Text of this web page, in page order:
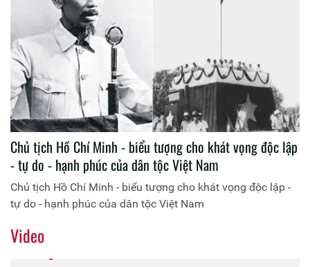
Chủ tịch Hồ Chí Minh - biểu tượng cho khát vọng độc lập
- tự do - hạnh phúc của dân tộc Việt Nam
Chủ tịch Hồ Chí Minh - biểu tượng cho khát vọng độc lập -
tự do - hạnh phúc của dân tộc Việt Nam
Video